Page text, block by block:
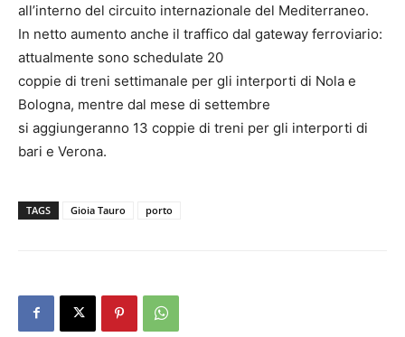
all’interno del circuito internazionale del Mediterraneo.
In netto aumento anche il traffico dal gateway ferroviario:
attualmente sono schedulate 20
coppie di treni settimanale per gli interporti di Nola e
Bologna, mentre dal mese di settembre
si aggiungeranno 13 coppie di treni per gli interporti di
bari e Verona.
TAGS Gioia Tauro porto